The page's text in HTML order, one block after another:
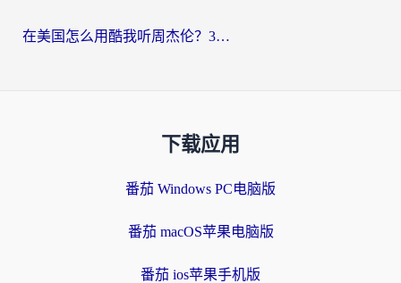
在美国怎么用酷我听周杰伦？3步搞定海外听歌难题
下载应用
番茄 Windows PC电脑版
番茄 macOS苹果电脑版
番茄 ios苹果手机版